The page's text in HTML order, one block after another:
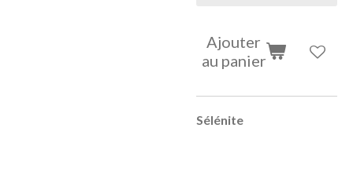
Ajouter
au panier
Sélénite